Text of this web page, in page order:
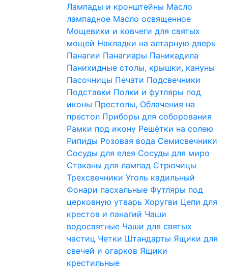
Лампады и кронштейны Масло
лампадное Масло освященное
Мощевики и ковчеги для святых
мощей Накладки на алтарную дверь
Панагии Панагиары Паникадила
Панихидные столы, крышки, кануны
Пасочницы Печати Подсвечники
Подставки Полки и футляры под
иконы Престолы, Облачения на
престол Приборы для соборования
Рамки под икону Решётки на солею
Рипиды Розовая вода Семисвечники
Сосуды для елея Сосуды для миро
Стаканы для лампад Стрючицы
Трехсвечники Уголь кадильный
Фонари пасхальные Футляры под
церковную утварь Хоругви Цепи для
крестов и панагий Чаши
водосвятные Чаши для святых
частиц Четки Штандарты Ящики для
свечей и огарков Ящики
крестильные